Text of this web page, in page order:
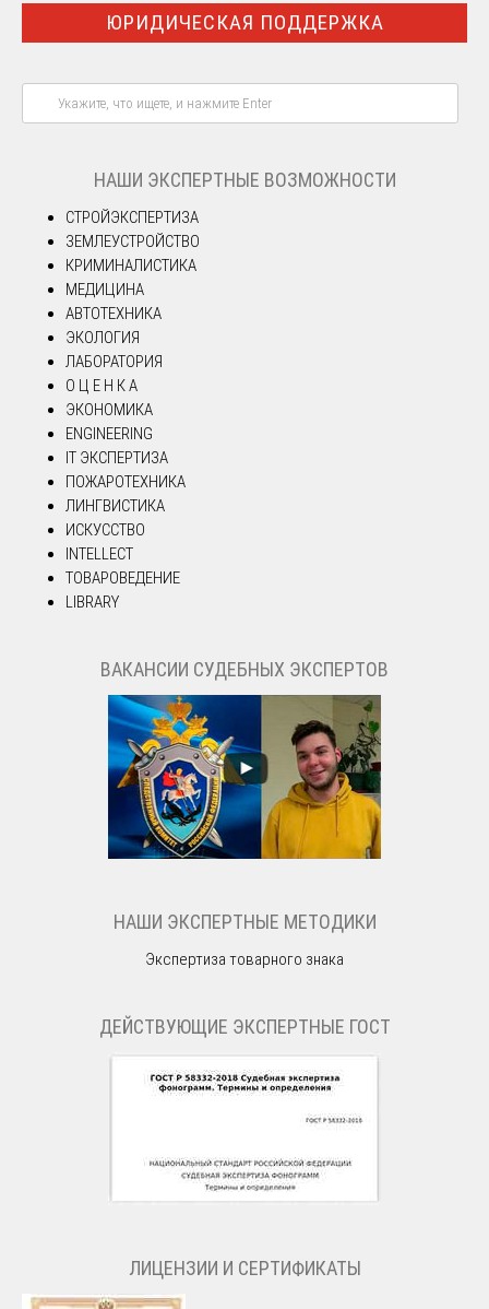
ЮРИДИЧЕСКАЯ ПОДДЕРЖКА
НАШИ ЭКСПЕРТНЫЕ ВОЗМОЖНОСТИ
СТРОЙЭКСПЕРТИЗА
ЗЕМЛЕУСТРОЙСТВО
КРИМИНАЛИСТИКА
МЕДИЦИНА
АВТОТЕХНИКА
ЭКОЛОГИЯ
ЛАБОРАТОРИЯ
О Ц Е Н К А
ЭКОНОМИКА
ENGINEERING
IT ЭКСПЕРТИЗА
ПОЖАРОТЕХНИКА
ЛИНГВИСТИКА
ИСКУССТВО
INTELLECT
ТОВАРОВЕДЕНИЕ
LIBRARY
ВАКАНСИИ СУДЕБНЫХ ЭКСПЕРТОВ
НАШИ ЭКСПЕРТНЫЕ МЕТОДИКИ
Экспертиза товарного знака
ДЕЙСТВУЮЩИЕ ЭКСПЕРТНЫЕ ГОСТ
ЛИЦЕНЗИИ И СЕРТИФИКАТЫ